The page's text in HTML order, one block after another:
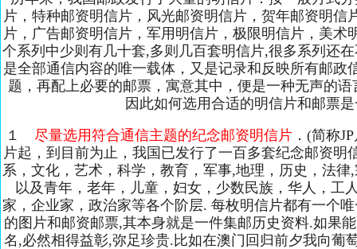
片，特种邮资明信片，风光邮资明信片，贺年邮资明信
片，广告邮资明信片，军用明信片，极限明信片，美术
个系列中少则有几十套,多则几百套明信片,很多系列还
是全部通信内容的唯一载体，又是记录和反映所有邮政
题，再配上必要的邮票，寓意其中，便是一种无声的
因此如何选用合适的明信片和邮票
１ 尽量选用符合通信主题的纪念邮资明信片．(简称
片起，到目前为止，我国已发行了一百多套纪念邮资明
系，文化，艺术，科学，教育，军事,地理，历史，法
以及青年，老年，儿童，妇女，少数民族，华人，工
家，企业家，政治家等各个阶层. 每枚明信片都有一个
的图片和邮资邮票,其本身就是一件集邮历史资料.如果
名,必然相得益彰,弥足珍贵.比如在澳门回归前夕我向葡